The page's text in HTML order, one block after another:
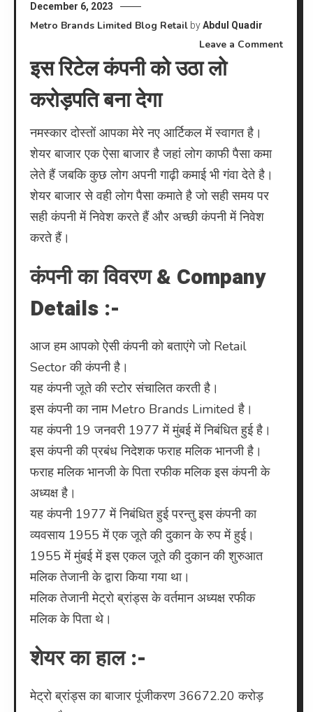
December 6, 2023
Metro Brands Limited Blog Retail byAbdul Quadir
Leave a Commenton
इस रिटेल कंपनी को उठा लो
करोड़पति बना देगा
नमस्कार दोस्तों आपका मेरे नए आर्टिकल में स्वागत है।
शेयर बाजार एक ऐसा बाजार है जहां लोग काफी पैसा कमा
लेते हैं जबकि कुछ लोग अपनी गाढ़ी कमाई भी गंवा देते है।
शेयर बाजार से वही लोग पैसा कमाते है जो सही समय पर
सही कंपनी में निवेश करते हैं और अच्छी कंपनी में निवेश
करते हैं।
कंपनी का विवरण & Company
Details :-
आज हम आपको ऐसी कंपनी को बताएंगे जो Retail
Sector की कंपनी है।
यह कंपनी जूते की स्टोर संचालित करती है।
इस कंपनी का नाम Metro Brands Limited है।
यह कंपनी 19 जनवरी 1977 में मुंबई में निबंधित हुई है।
इस कंपनी की प्रबंध निदेशक फराह मलिक भानजी है।
फराह मलिक भानजी के पिता रफीक मलिक इस कंपनी के
अध्यक्ष है।
यह कंपनी 1977 में निबंधित हुई परन्तु इस कंपनी का
व्यवसाय 1955 में एक जूते की दुकान के रुप में हुई।
1955 में मुंबई में इस एकल जूते की दुकान की शुरुआत
मलिक तेजानी के द्वारा किया गया था।
मलिक तेजानी मेट्रो ब्रांड्स के वर्तमान अध्यक्ष रफीक
मलिक के पिता थे।
शेयर का हाल :-
मेट्रो ब्रांड्स का बाजार पूंजीकरण 36672.20 करोड़